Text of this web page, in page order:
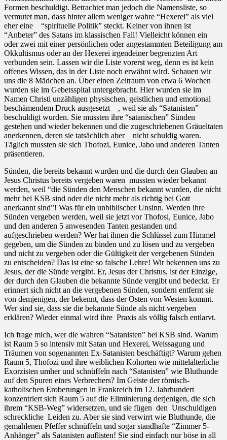
Formen beschuldigt. Betrachtet man jedoch die Namensliste, so
vermutet man, dass hinter allem weniger wahre “Hexerei” als viel
eher eine
“spirituelle Politik” steckt. Keiner von ihnen ist
“Anbeter” des Satans im klassischen Fall! Vielleicht können ein
oder zwei mit einer persönlichen oder angestammten Beteiligung am
Okkultismus oder an der Hexerei irgendeiner begrenzten Art
verbunden sein. Lassen wir die Liste vorerst weg, denn es ist kein
offenes Wissen, das in der Liste noch erwähnt wird. Schauen wir
uns die 8 Mädchen an. Über einen Zeitraum von etwa 6 Wochen
wurden sie im Gebetsspital untergebracht. Hier wurden sie im
Namen Christi unzähligen physischen, geistlichen und emotional
beschämendem Druck ausgesetzt
, weil sie als “Satanisten”
beschuldigt wurden. Sie mussten ihre “satanischen” Sünden
gestehen und wieder bekennen und die zugeschriebenen Gräueltaten
anerkennen, deren sie tatsächlich aber
nicht schuldig waren.
Täglich mussten sie sich Thofozi, Eunice, Jabo und anderen Tanten
präsentieren.
Sünden, die bereits bekannt wurden und die durch den Glauben an
Jesus Christus bereits vergeben waren mussten wieder bekannt
werden, weil “die Sünden den Menschen bekannt wurden, die nicht
mehr bei KSB sind oder die nicht mehr als richtig bei Gott
anerkannt sind”! Was für ein unbiblischer Unsinn. Werden ihre
Sünden vergeben werden, weil sie jetzt vor Thofosi, Eunice, Jabo
und den anderen 5 anwesenden Tanten gestanden und
aufgeschrieben werden? Wer hat ihnen die Schlüssel zum Himmel
gegeben, um die Sünden zu binden und zu lösen und zu vergeben
und nicht zu vergeben oder die Gültigkeit der vergebenen Sünden
zu entscheiden? Das ist eine so falsche Lehre! Wir bekennen uns zu
Jesus, der die Sünde vergibt. Er, Jesus der Christus, ist der Einzige,
der durch den Glauben die bekannte Sünde vergibt und bedeckt. Er
erinnert sich nicht an die vergebenen Sünden, sondern entfernt sie
von demjenigen, der bekennt, dass der Osten von Westen kommt.
Wer sind sie, dass sie die bekannte Sünde als nicht vergeben
erklären? Wieder einmal wird ihre Praxis als völlig falsch entlarvt.
Ich frage mich, wer die wahren “Satanisten” bei KSB sind. Warum
ist Raum 5 so intensiv mit Satan und Hexerei, Weissagung und
Träumen von sogenannten Ex-Satanisten beschäftigt? Warum gehen
Raum 5, Thofozi und ihre weiblichen Kohorten wie mittelalterliche
Exorzisten umher und schnüffeln nach “Satanisten” wie Bluthunde
auf den Spuren eines Verbrechers? Im Geiste der römisch-
katholischen Eroberungen in Frankreich im 12. Jahrhundert
konzentriert sich Raum 5 auf die Eliminierung derjenigen, die sich
ihrem “KSB-Weg” widersetzen, und sie fügen den Unschuldigen
schreckliche Leiden zu. Aber sie sind verwirrt wie Bluthunde, die
gemahlenen Pfeffer schnüffeln und sogar standhafte “Zimmer 5-
Anhänger” als Satanisten auflisten! Sie sind einfach nur böse in all